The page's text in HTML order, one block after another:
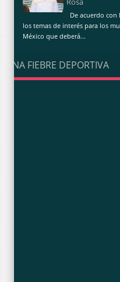
De acuerdo con
los temas de interés para los
México que deberá...
UNA FIEBRE DEPORTIVA